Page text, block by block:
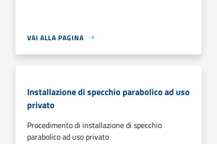
VAI ALLA PAGINA
Installazione di specchio parabolico ad uso
privato
Procedimento di installazione di specchio
parabolico ad uso privato